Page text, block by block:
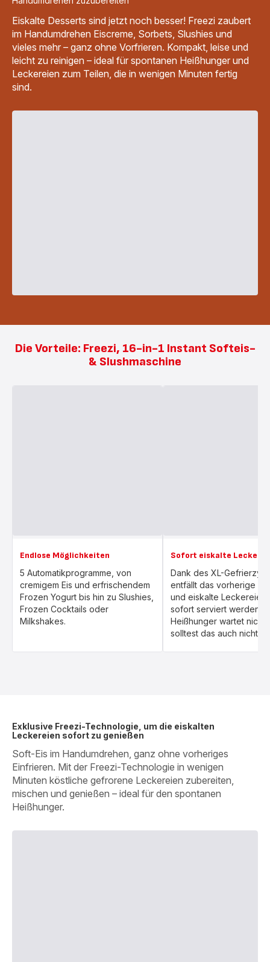
Spiel
im
Wert
von
44,90
€
-
379,99 €<br>
Eiskalte Desserts sind jetzt noch besser! Freezi zaubert
im Handumdrehen Eiscreme, Sorbets, Slushies und
vieles mehr – ganz ohne Vorfrieren. Kompakt, leise und
leicht zu reinigen – ideal für spontanen Heißhunger und
Leckereien zum Teilen, die in wenigen Minuten fertig
sind.
Die Vorteile: Freezi, 16-in-1 Instant Softeis-
& Slushmaschine
Endlose Möglichkeiten
5 Automatikprogramme, von
cremigem Eis und erfrischendem
Frozen Yogurt bis hin zu Slushies,
Frozen Cocktails oder
Milkshakes.
Sofort eiskalte
Dank des XL-
entfällt das vorherige
und eiskalte Leckereien
sofort serviert werden.
Heißhunger wartet nicht
solltest das auch nicht!
Exklusive Freezi-Technologie, um die eiskalten
Leckereien sofort zu genießen
Soft-Eis im Handumdrehen, ganz ohne vorheriges
Einfrieren. Mit der Freezi-Technologie in wenigen
Minuten köstliche gefrorene Leckereien zubereiten,
mischen und genießen – ideal für den spontanen
Heißhunger.